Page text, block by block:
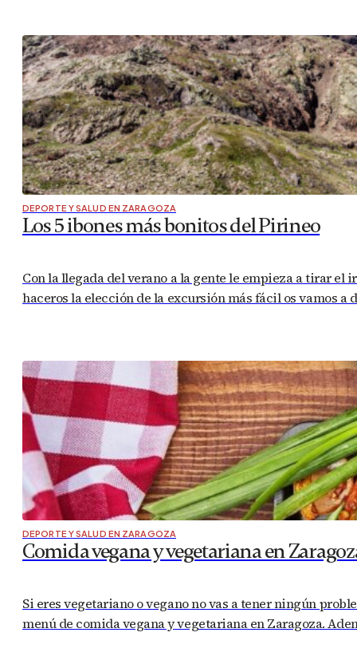
DEPORTE Y SALUD EN ZARAGOZA
Los 5 ibones más bonitos del Pirineo
Con la llegada del verano a la gente le empieza a tirar el
haceros la elección de la excursión más fácil os vamos a
DEPORTE Y SALUD EN ZARAGOZA
Comida vegana y vegetariana en
Si eres vegetariano o vegano no vas a tener ningún
menú de comida vegana y vegetariana en Zaragoza.